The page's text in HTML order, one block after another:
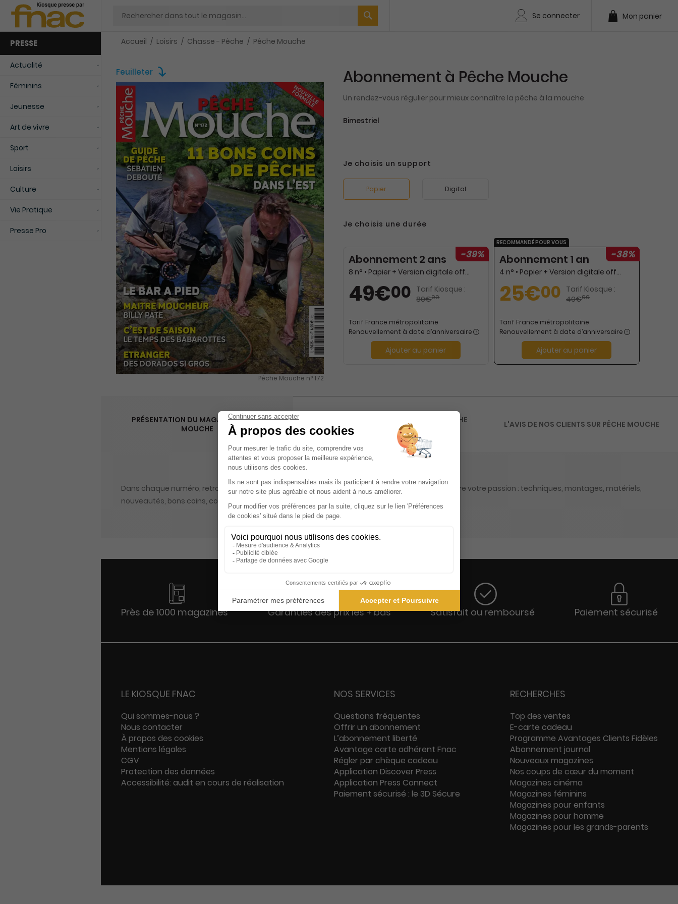
Chercher
Se connecter Mon panier
PRESSE
Actualité
Féminins
Jeunesse
Art de vivre
Sport
Loisirs
Culture
Vie Pratique
Presse Pro
Accueil Loisirs Chasse - Pêche Pêche Mouche
Feuilleter
Pêche Mouche n° 172
Abonnement à Pêche Mouche
Un rendez-vous régulier pour mieux connaître la pêche à la mouche
Bimestriel
Je choisis un support
Papier Digital
Je choisis une durée
RECOMMANDÉ POUR VOUS
-38%
Abonnement 1 an
4 n° • Papier + Version digitale offerte
25€00 Tarif Kiosque :
40€00
Tarif France métropolitaine
Renouvellement à date d’anniversaire
Ajouter au panier
-39%
Abonnement 2 ans
8 n° • Papier + Version digitale offerte
49€00 Tarif Kiosque :
80€00
Tarif France métropolitaine
Renouvellement à date d’anniversaire
Ajouter au panier
PRÉSENTATION DU MAGAZINE PÊCHE
MOUCHE
Dans chaque numéro, retrouvez tous les conseils et astuces des meilleurs spécialistes pour vivre votre passion : techniques, montages, matériels,
nouveautés, bons coins, compétitions, actualités, petites annonces...
L'AVIS DE KIOSQUE PRESSE FNAC SUR PÊCHE
MOUCHE
L'AVIS DE NOS CLIENTS SUR PÊCHE MOUCHE
Près de 1000 magazines Garanties des prix les + bas Satisfait ou remboursé Paiement sécurisé
LE KIOSQUE FNAC
Qui sommes-nous ?
Nous contacter
À propos des cookies
Mentions légales
CGV
Protection des données
Accessibilité: audit en cours de réalisation
NOS SERVICES
Questions fréquentes
Offrir un abonnement
L’abonnement liberté
Avantage carte adhérent Fnac
Régler par chèque cadeau
Application Discover Press
Application Press Connect
Paiement sécurisé : le 3D Sécure
RECHERCHES
Top des ventes
E-carte cadeau
Programme Avantages Clients Fidèles
Abonnement journal
Nouveaux magazines
Nos coups de cœur du moment
Magazines cinéma
Magazines féminins
Magazines pour enfants
Magazines pour homme
Magazines pour les grands-parents